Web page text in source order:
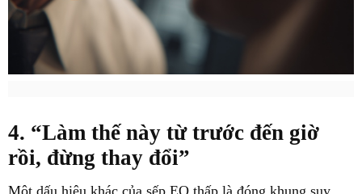
4. “Làm thế này từ trước đến giờ
rồi, đừng thay đổi”
Một dấu hiệu khác của sếp EQ thấp là đóng khung suy